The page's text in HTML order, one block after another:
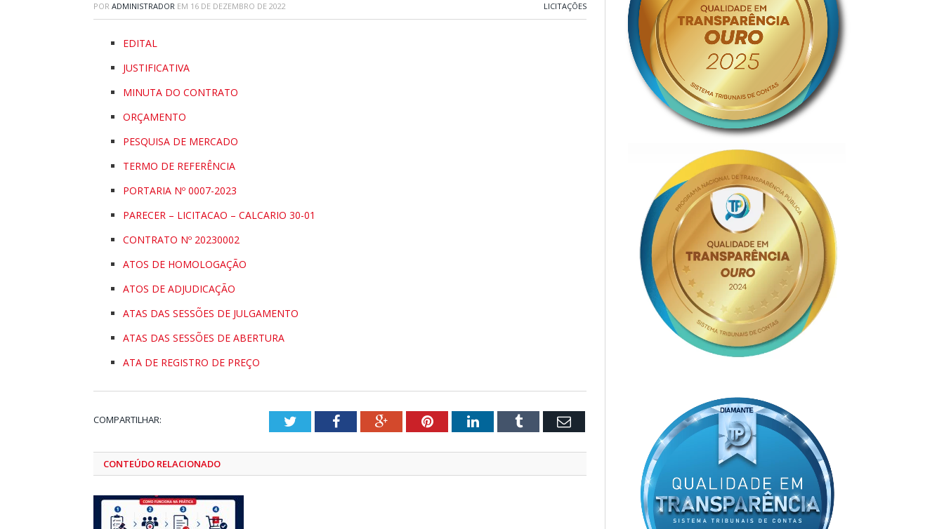
POR ADMINISTRADOR EM 16 DE DEZEMBRO DE 2022 LICITAÇÕES
EDITAL
JUSTIFICATIVA
MINUTA DO CONTRATO
ORÇAMENTO
PESQUISA DE MERCADO
TERMO DE REFERÊNCIA
PORTARIA Nº 0007-2023
PARECER – LICITACAO – CALCARIO 30-01
CONTRATO Nº 20230002
ATOS DE HOMOLOGAÇÃO
ATOS DE ADJUDICAÇÃO
ATAS DAS SESSÕES DE JULGAMENTO
ATAS DAS SESSÕES DE ABERTURA
ATA DE REGISTRO DE PREÇO
COMPARTILHAR: TwitterFacebookGoogle+PinterestLinkedInTumblr Email
CONTEÚDO RELACIONADO